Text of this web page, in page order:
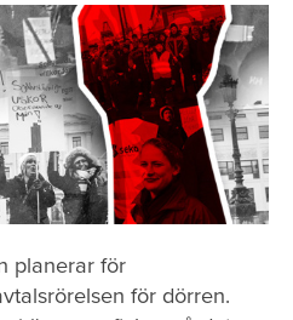
planerar för
för dörren.